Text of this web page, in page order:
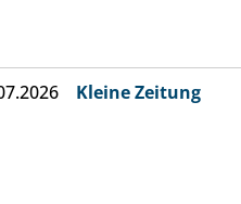
Kleine Zeitung